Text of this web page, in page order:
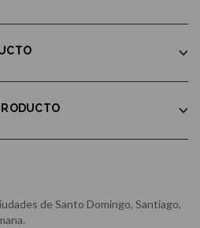
de Santo Domingo, Santiago,